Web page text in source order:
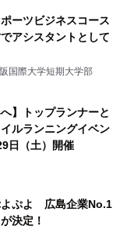
ーツビジネスコース
アシスタントとして
国際大学短期大学部
へ】トップランナーと
ルランニングイベン
日（土）開催
よぷよ 広島企業No.1
決定！